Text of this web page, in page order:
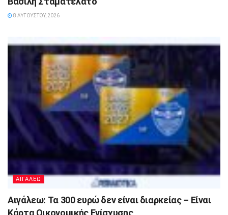
8 ΑΥΓΟΎΣΤΟΥ, 2026
ΑΙΓΑΛΕΩ
Αιγάλεω: Τα 300 ευρώ δεν είναι διαρκείας – Είναι